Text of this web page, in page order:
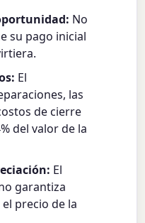
No
su pago inicial
El
las
de cierre
del valor de la
El
garantiza
precio de la